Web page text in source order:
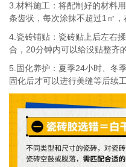
3. 材料施工：将配制好的材料
条齿状，每次涂抹不超过1 ㎡，
4. 瓷砖铺贴：瓷砖贴上后左右
合， 20分钟内可以给没贴整齐
5. 固化养护：夏季24小时、冬
固化后才可以进行美缝等后续